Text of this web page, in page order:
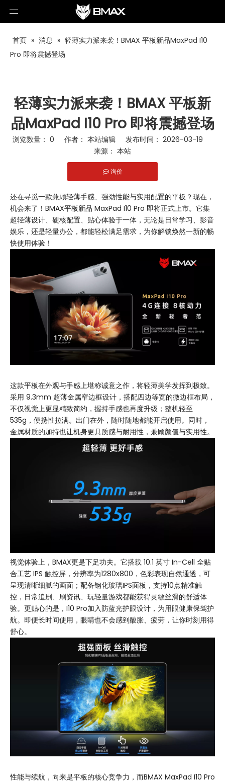
首页 » 消息 » 轻薄实力派来袭！BMAX 平板新品MaxPad I10
Pro 即将震撼登场
轻薄实力派来袭！BMAX 平板新
品MaxPad I10 Pro 即将震撼登场
浏览数量： 0 作者： 本站编辑 发布时间： 2026-03-19
来源： 本站
询价
还在寻觅一款兼顾轻薄手感、强劲性能与实用配置的平板？现在，
机会来了！BMAX平板新品 MaxPad I10 Pro 即将正式上市。它集
超轻薄设计、硬核配置、贴心体验于一体，无论是日常学习、影音
娱乐，还是轻量办公，都能轻松满足需求，为你解锁焕然一新的畅
快使用体验！
这款平板在外观与手感上堪称诚意之作，将轻薄美学发挥到极致。
采用 9.3mm 超薄金属窄边框设计，搭配四边等宽的微边框布局，
不仅视觉上更显精致简约，握持手感也再度升级；整机轻至
535g，便携性拉满。出门在外，随时随地都能开启使用。同时，
金属材质的加持也让机身更具质感与耐用性，兼顾颜值与实用性。
视觉体验上，BMAX更是下足功夫。它搭载 10.1 英寸 In-Cell 全贴
合工艺 IPS 触控屏，分辨率为1280x800，色彩表现自然通透，可
呈现清晰细腻的画面；配备钢化玻璃IPS面板，支持10点精准触
控，日常追剧、刷资讯、玩轻量游戏都能获得灵敏丝滑的舒适体
验。更贴心的是，I10 Pro加入防蓝光护眼设计，为用眼健康保驾护
航。即便长时间使用，眼睛也不会感到酸胀、疲劳，让你时刻用得
舒心。
性能与续航，向来是平板的核心竞争力，而BMAX MaxPad I10 Pro